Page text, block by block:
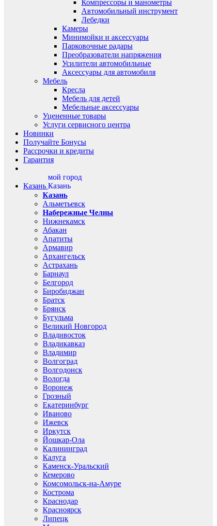
Компрессоры и манометры
Автомобильный инструмент
Лебедки
Камеры
Минимойки и аксессуары
Парковочные радары
Преобразователи напряжения
Усилители автомобильные
Аксессуары для автомобиля
Мебель
Кресла
Мебель для детей
Мебельные аксессуары
Уцененные товары
Услуги сервисного центра
Новинки
Получайте Бонусы
Рассрочки и кредиты
Гарантия
Казань
мой город
Казань
Казань
Альметьевск
Набережные Челны
Нижнекамск
Абакан
Апатиты
Армавир
Архангельск
Астрахань
Барнаул
Белгород
Биробиджан
Братск
Брянск
Бугульма
Великий Новгород
Владивосток
Владикавказ
Владимир
Волгоград
Волгодонск
Вологда
Воронеж
Грозный
Екатеринбург
Иваново
Ижевск
Иркутск
Йошкар-Ола
Калининград
Калуга
Каменск-Уральский
Кемерово
Комсомольск-на-Амуре
Кострома
Краснодар
Красноярск
Липецк